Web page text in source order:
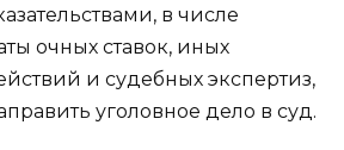
в числе
очных ставок, иных
и судебных экспертиз,
уголовное дело в суд.